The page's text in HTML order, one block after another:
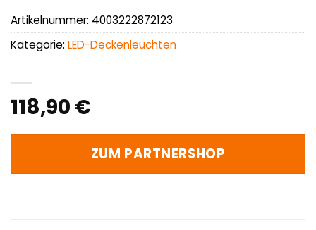
118,90 €
ZUM PARTNERSHOP
Artikelnummer: 4003222872123
Kategorie: LED-Deckenleuchten